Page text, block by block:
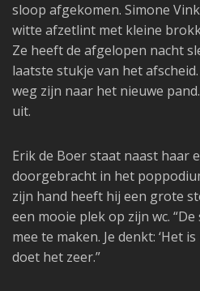
sloop afgekomen. Simone
witte afzetlint met kleine
Ze heeft de afgelopen nacht
laatste stukje van het
weg zijn naar het nieuwe
uit.
Erik de Boer staat naast haar
doorgebracht in het
zijn hand heeft hij een grote
een mooie plek op zijn wc.
mee te maken. Je denkt: ‘Het
doet het zeer.”